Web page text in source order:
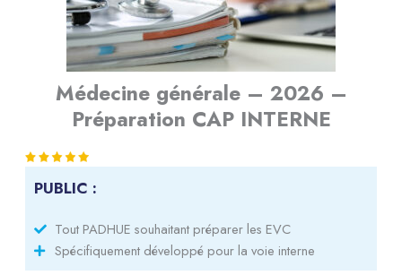
Médecine générale – 2026 –
Préparation CAP INTERNE
PUBLIC :
Tout PADHUE souhaitant préparer les EVC
Spécifiquement développé pour la voie interne